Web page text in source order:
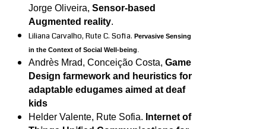
Jorge Oliveira, Sensor-based
Augmented reality.
Liliana Carvalho, Rute C. Sofia. Pervasive Sensing
in the Context of Social Well-being
Andrès Mrad, Conceição Costa, Game
Design farmework and heuristics for
adaptable edugames aimed at deaf
kids
Helder Valente, Rute Sofia. Internet of